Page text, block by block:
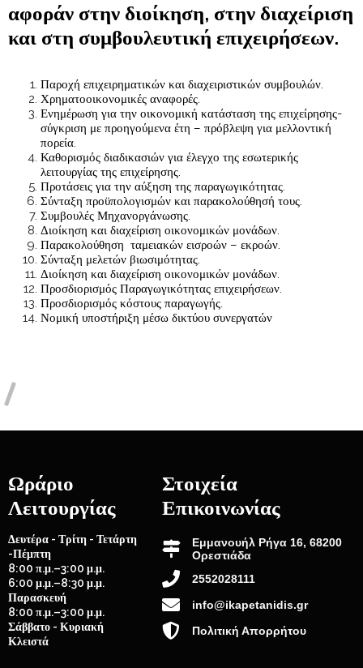
αφοράν στην διοίκηση, στην διαχείριση
και στη συμβουλευτική επιχειρήσεων.
Παροχή επιχειρηματικών και διαχειριστικών συμβουλών.
Χρηματοοικονομικές αναφορές.
Ενημέρωση για την οικονομική κατάσταση της επιχείρησης-
σύγκριση με προηγούμενα έτη – πρόβλεψη για μελλοντική
πορεία.
Καθορισμός διαδικασιών για έλεγχο της εσωτερικής
λειτουργίας της επιχείρησης.
Προτάσεις για την αύξηση της παραγωγικότητας.
Σύνταξη προϋπολογισμών και παρακολούθησή τους.
Συμβουλές Μηχανοργάνωσης.
Διοίκηση και διαχείριση οικονομικών μονάδων.
Παρακολούθηση ταμειακών εισροών – εκροών.
Σύνταξη μελετών βιωσιμότητας.
Διοίκηση και διαχείριση οικονομικών μονάδων.
Προσδιορισμός Παραγωγικότητας επιχειρήσεων.
Προσδιορισμός κόστους παραγωγής.
Νομική υποστήριξη μέσω δικτύου συνεργατών
Ωράριο
Λειτουργίας
Δευτέρα - Τρίτη - Τετάρτη
-Πέμπτη
8:00 π.μ.–3:00 μ.μ.
6:00 μ.μ.–8:30 μ.μ.
Παρασκευή
8:00 π.μ.–3:00 μ.μ.
Σάββατο - Κυριακή
Κλειστά
Στοιχεία
Επικοινωνίας
Εμμανουήλ Ρήγα 16, 68200
Ορεστιάδα
2552028111
info@ikapetanidis.gr
Πολιτική Απορρήτου